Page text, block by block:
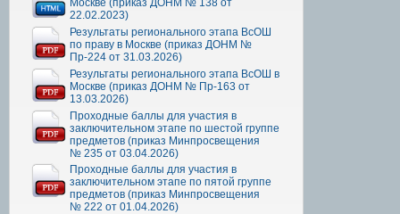
Москве (приказ ДОНМ № 138 от
22.02.2023)
Результаты регионального этапа ВсОШ
по праву в Москве (приказ ДОНМ №
Пр-224 от 31.03.2026)
Результаты регионального этапа ВсОШ в
Москве (приказ ДОНМ № Пр-163 от
13.03.2026)
Проходные баллы для участия в
заключительном этапе по шестой группе
предметов (приказ Минпросвещения
№ 235 от 03.04.2026)
Проходные баллы для участия в
заключительном этапе по пятой группе
предметов (приказ Минпросвещения
№ 222 от 01.04.2026)